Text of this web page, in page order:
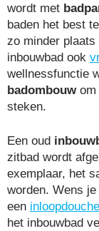
wordt met
baden het best
zo minder
inbouwbad ook
wellnessfunctie
badombouwom
steken.
Een oud
zitbad wordt
exemplaar, het
worden. Wens
een inloopdouche
het inbouwbad